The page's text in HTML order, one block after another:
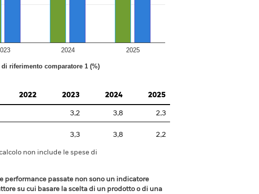
di riferimento comparatore 1 (%)
2024 2025
2022 2023 2024 2025
3,2 3,8 2,3
3,3 3,8 2,2
non include le spese di
performance passate non sono un indicatore
su cui basare la scelta di un prodotto o di una